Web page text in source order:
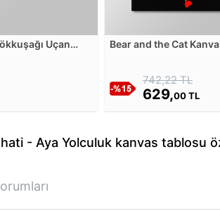
Uçan
Bear and the Cat
742,22 TL
629,00 TL
- Aya Yolculuk kanvas tablosu